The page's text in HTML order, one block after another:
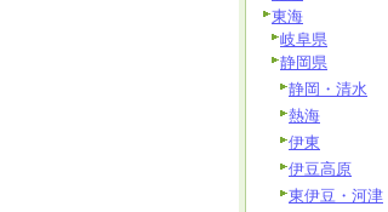
東海
岐阜県
静岡県
静岡・清水
熱海
伊東
伊豆高原
東伊豆・河津